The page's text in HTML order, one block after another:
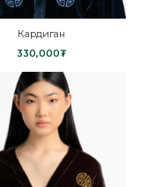
Кардиган
330,000₮